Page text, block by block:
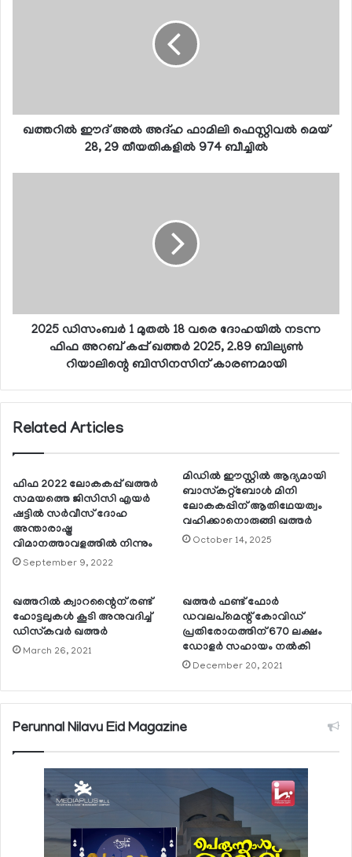
ഖത്തറില്‍ ഈദ് അല്‍ അദ്ഹ ഫാമിലി ഫെസ്റ്റിവല്‍ മെയ്
28, 29 തീയതികളില്‍ 974 ബീച്ചില്‍
2025 ഡിസംബര്‍ 1 മുതല്‍ 18 വരെ ദോഹയില്‍ നടന്ന
ഫിഫ അറബ് കപ്പ് ഖത്തര്‍ 2025, 2.89 ബില്യണ്‍
റിയാലിന്റെ ബിസിനസിന് കാരണമായി
Related Articles
ഫിഫ 2022 ലോകകപ്പ് ഖത്തര്‍
സമയത്തെ ജിസിസി എയര്‍
ഷട്ടില്‍ സര്‍വീസ് ദോഹ
അന്താരാഷ്ട്ര
വിമാനത്താവളത്തില്‍ നിന്നും
September 9, 2022
മിഡില്‍ ഈസ്റ്റില്‍ ആദ്യമായി
ബാസ്‌കറ്റ്‌ബോള്‍ മിനി
ലോകകപ്പിന് ആതിഥേയത്വം
വഹിക്കാനൊരുങ്ങി ഖത്തര്‍
October 14, 2025
ഖത്തറില്‍ ക്വാറന്റൈന് രണ്ട്
ഹോട്ടലുകള്‍ കൂടി അനുവദിച്ച്
ഡിസ്‌കവര്‍ ഖത്തര്‍
March 26, 2021
ഖത്തര്‍ ഫണ്ട് ഫോര്‍
ഡവലപ്മെന്റ് കോവിഡ്
പ്രതിരോധത്തിന് 670 ലക്ഷം
ഡോളര്‍ സഹായം നല്‍കി
December 20, 2021
Perunnal Nilavu Eid Magazine